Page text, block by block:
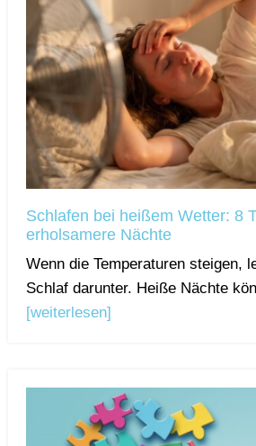
Schlafen bei heißem Wetter: 8
erholsamere Nächte
Wenn die Temperaturen steigen,
Schlaf darunter. Heiße Nächte
[weiterlesen]